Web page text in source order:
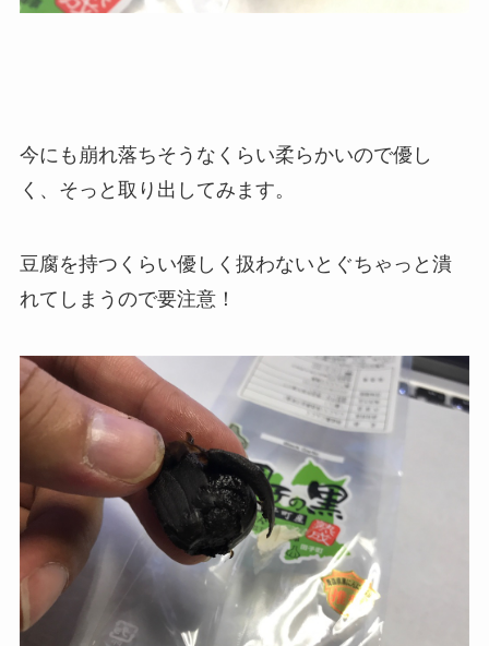
今にも崩れ落ちそうなくらい柔らかいので優し
く、そっと取り出してみます。
豆腐を持つくらい優しく扱わないとぐちゃっと潰
れてしまうので要注意！